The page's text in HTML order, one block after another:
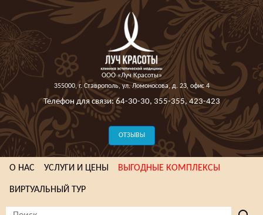
ОТЗЫВЫ
ООО «Луч Красоты»
355000, г. Ставрополь, ул. Ломоносова, д. 23, офис 4
Телефон для связи:64-30-30, 355-355,423-423
О НАС УСЛУГИ И ЦЕНЫ ВЫГОДНЫЕ КОМПЛЕКСЫ
ВИРТУАЛЬНЫЙ ТУР